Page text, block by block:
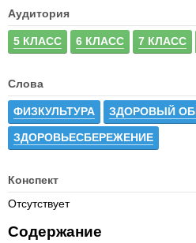
Аудитория
5 КЛАСС 6 КЛАСС 7 КЛАСС
Слова
ФИЗКУЛЬТУРА ЗДОРОВЫЙ
ЗДОРОВЬЕСБЕРЕЖЕНИЕ
Конспект
Отсутствует
Содержание